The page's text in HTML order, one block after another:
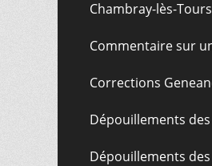
Chambray-lès-
Commentaire sur
Corrections
Dépouillements
Dépouillements